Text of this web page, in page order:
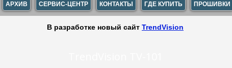
АРХИВ СЕРВИС-ЦЕНТР КОНТАКТЫ ГДЕ КУПИТЬ ПРОШИВКИ
В разработке новый сайт TrendVision